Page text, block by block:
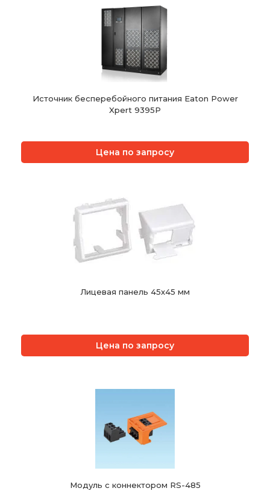
Источник бесперебойного питания Eaton Power
Xpert 9395P
Цена по запросу
Лицевая панель 45х45 мм
Цена по запросу
Модуль с коннектором RS-485